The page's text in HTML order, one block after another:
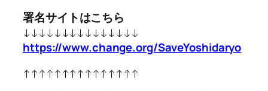
署名サイトはこちら
↓↓↓↓↓↓↓↓↓↓↓↓↓↓↓
https://www.change.org/SaveYoshidaryo
↑↑↑↑↑↑↑↑↑↑↑↑↑↑↑